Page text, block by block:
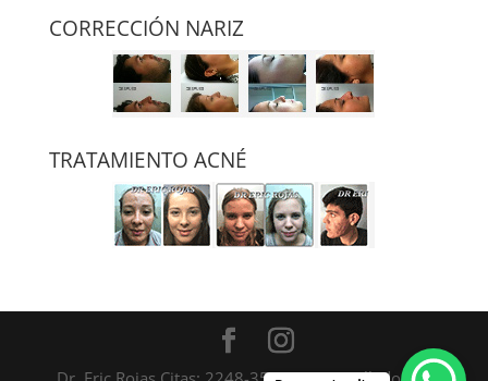
CORRECCIÓN NARIZ
TRATAMIENTO ACNÉ